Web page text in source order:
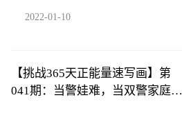
2022-01-10
【挑战365天正能量速写画】第
041期：当警娃难，当双警家庭的